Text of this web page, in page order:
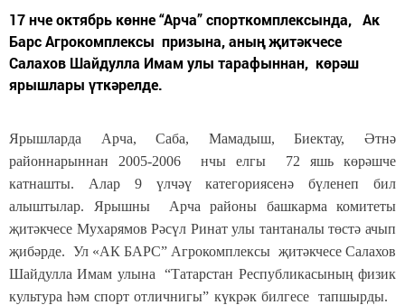
17 нче октябрь көнне “Арча” спорткомплексында, Ак
Барс Агрокомплексы призына, аның җитәкчесе
Салахов Шайдулла Имам улы тарафыннан, көрәш
ярышлары үткәрелде.
Ярышларда Арча, Саба, Мамадыш, Биектау, Әтнә
районнарыннан 2005-2006 нчы елгы 72 яшь көрәшче
катнашты. Алар 9 үлчәү категориясенә бүленеп бил
алыштылар. Ярышны Арча районы башкарма комитеты
җитәкчесе Мухарямов Рәсүл Ринат улы тантаналы төстә ачып
җибәрде. Ул «АК БАРС” Агрокомплексы җитәкчесе Салахов
Шайдулла Имам улына “Татарстан Республикасының физик
культура һәм спорт отличнигы” күкрәк билгесе тапшырды.